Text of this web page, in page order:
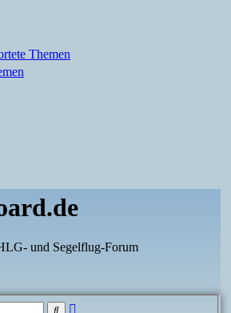
Themen
und Segelflug-Forum
Suche